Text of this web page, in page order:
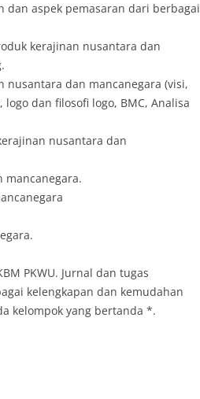
dan aspek pemasaran dari berbagai
kerajinan nusantara dan
dan mancanegara (visi,
dan filosofi logo, BMC, Analisa
nusantara dan
mancanegara.
PKWU. Jurnal dan tugas
kelengkapan dan kemudahan
kelompok yang bertanda *.